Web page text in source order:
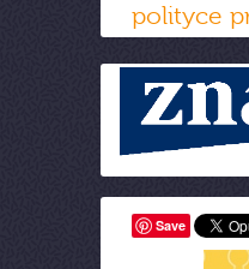
polityce
Save